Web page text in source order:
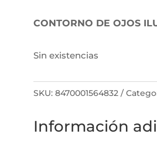
CONTORNO DE OJOS
Sin existencias
SKU: 8470001564832
Información